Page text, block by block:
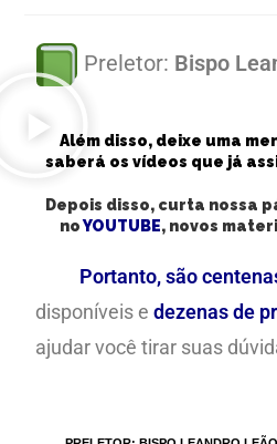
Preletor: Bispo
Além disso, deixe uma
saberá os vídeos que já
Depois disso, curta nossa
noYOUTUBE, novos
Portanto, são
disponíveis edezenas de
ajudar você tirar suas